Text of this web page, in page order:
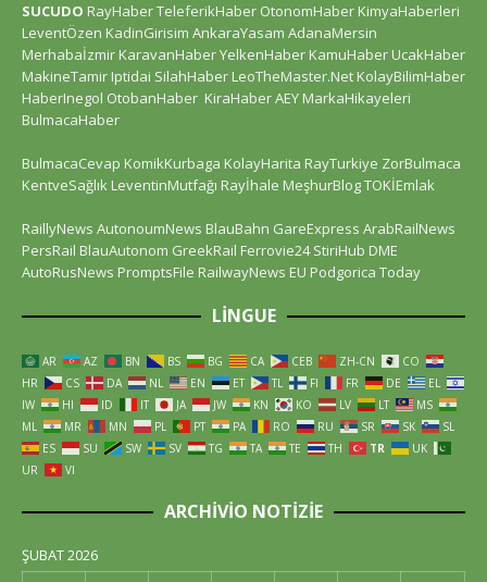
SUCUDO RayHaberTeleferikHaber OtonomHaber KimyaHaberleri
LeventÖzen KadinGirisim AnkaraYasam AdanaMersin
Merhabaİzmir KaravanHaberYelkenHaber KamuHaber UcakHaber
MakineTamir Iptidai SilahHaber LeoTheMaster.Net KolayBilimHaber
HaberInegol OtobanHaber KiraHaberAEY MarkaHikayeleri
BulmacaHaber
BulmacaCevap KomikKurbaga KolayHarita RayTurkiye ZorBulmaca
KentveSağlık LeventinMutfağı Rayİhale MeşhurBlogTOKİEmlak
RaillyNews AutonoumNews BlauBahn GareExpress ArabRailNews
PersRail BlauAutonom GreekRail Ferrovie24 StiriHub DME
AutoRusNews PromptsFile RailwayNews EU Podgorica Today
LINGUE
AR AZ BN BS BG CA CEB ZH-CN
CO
HR
CS DA NL EN ET TL FI FR DE
EL
IW
HI ID IT JA JW KN KO LV LT
MS
ML
MR MN PL PT PA RO RU SR SK
SL
ES
SU SW SV TG TA TE TH TR
UK
UR
VI
ARCHIVIO NOTIZIE
ŞUBAT 2026